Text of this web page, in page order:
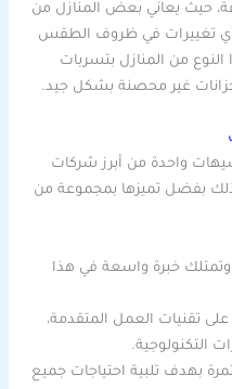
حيث يعاني بعض المنازل من
أي تغييرات في ظروف الطقس
النوع من المنازل بتسربات
غير محصنة بشكل جيد.
واحدة من أبرز شركات
بفضل تميزها بمجموعة من
خبرة واسعة في هذا
تقنيات العمل المتقدمة،
التكنولوجية.
بهدف تلبية احتياجات جميع